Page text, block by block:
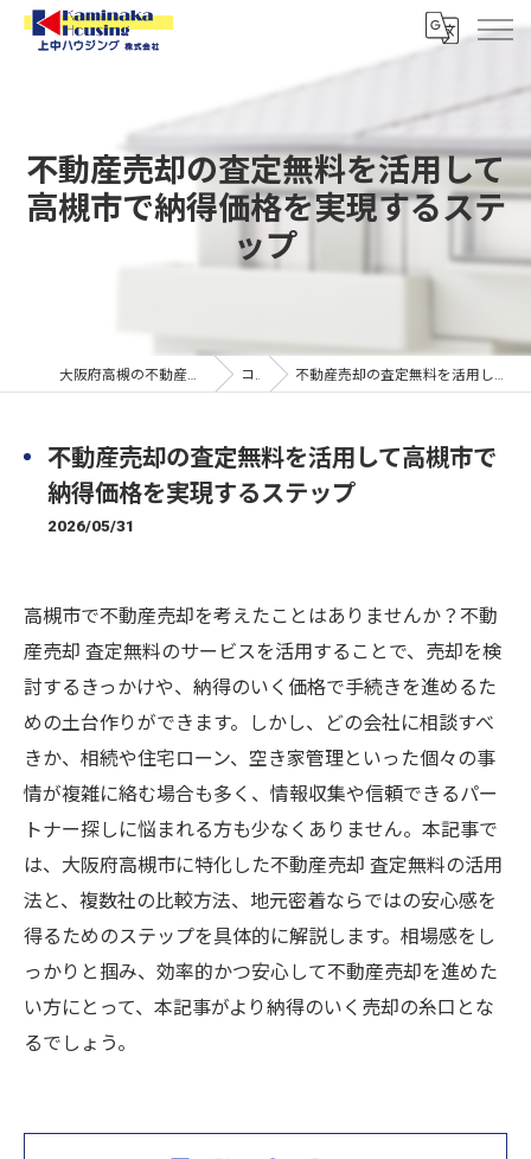
不動産売却の査定無料を活用して
高槻市で納得価格を実現するステ
ップ
大阪府高槻の不動産なら上中ハウジング株式会社 コラム 不動産売却の査定無料を活用して高槻市で納得価格を実現するステップ
不動産売却の査定無料を活用して高槻市で
納得価格を実現するステップ
2026/05/31
高槻市で不動産売却を考えたことはありませんか？不動
産売却 査定無料のサービスを活用することで、売却を検
討するきっかけや、納得のいく価格で手続きを進めるた
めの土台作りができます。しかし、どの会社に相談すべ
きか、相続や住宅ローン、空き家管理といった個々の事
情が複雑に絡む場合も多く、情報収集や信頼できるパー
トナー探しに悩まれる方も少なくありません。本記事で
は、大阪府高槻市に特化した不動産売却 査定無料の活用
法と、複数社の比較方法、地元密着ならではの安心感を
得るためのステップを具体的に解説します。相場感をし
っかりと掴み、効率的かつ安心して不動産売却を進めた
い方にとって、本記事がより納得のいく売却の糸口とな
るでしょう。